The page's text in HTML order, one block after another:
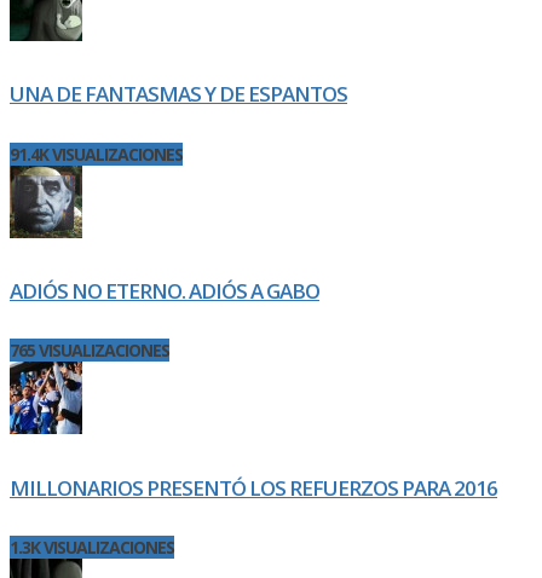
UNA DE FANTASMAS Y DE ESPANTOS
91.4K VISUALIZACIONES
ADIÓS NO ETERNO. ADIÓS A GABO
765 VISUALIZACIONES
MILLONARIOS PRESENTÓ LOS REFUERZOS PARA 2016
1.3K VISUALIZACIONES